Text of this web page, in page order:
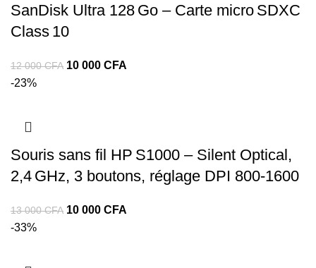
SanDisk Ultra 128 Go – Carte micro SDXC
Class 10
12 000CFA 10 000 CFA
-23%
Souris sans fil HP S1000 – Silent Optical,
2,4 GHz, 3 boutons, réglage DPI 800‑1600
13 000CFA 10 000 CFA
-33%